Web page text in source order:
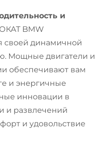
и
BMW
своей динамичной
Мощные двигатели и
обеспечивают вам
и энергичные
инновации в
и развлечений
и удовольствие